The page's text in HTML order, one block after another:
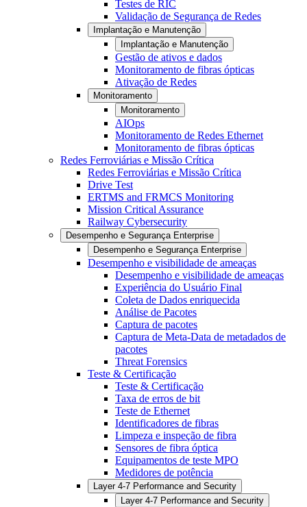
Testes de RIC
Validação de Segurança de Redes
Implantação e Manutenção
Implantação e Manutenção
Gestão de ativos e dados
Monitoramento de fibras ópticas
Ativação de Redes
Monitoramento
Monitoramento
AIOps
Monitoramento de Redes Ethernet
Monitoramento de fibras ópticas
Redes Ferroviárias e Missão Crítica
Redes Ferroviárias e Missão Crítica
Drive Test
ERTMS and FRMCS Monitoring
Mission Critical Assurance
Railway Cybersecurity
Desempenho e Segurança Enterprise
Desempenho e Segurança Enterprise
Desempenho e visibilidade de ameaças
Desempenho e visibilidade de ameaças
Experiência do Usuário Final
Coleta de Dados enriquecida
Análise de Pacotes
Captura de pacotes
Captura de Meta-Data de metadados de
pacotes
Threat Forensics
Teste & Certificação
Teste & Certificação
Taxa de erros de bit
Teste de Ethernet
Identificadores de fibras
Limpeza e inspeção de fibra
Sensores de fibra óptica
Equipamentos de teste MPO
Medidores de potência
Layer 4-7 Performance and Security
Layer 4-7 Performance and Security